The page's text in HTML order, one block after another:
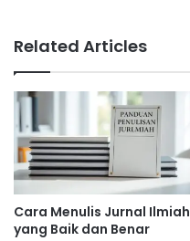
Related Articles
Cara Menulis Jurnal Ilmiah
yang Baik dan Benar